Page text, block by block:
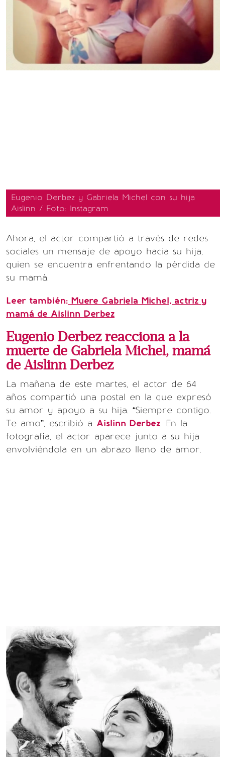
Eugenio Derbez y Gabriela Michel con su hija
Aislinn / Foto: Instagram
Ahora, el actor compartió a través de redes
sociales un mensaje de apoyo hacia su hija,
quien se encuentra enfrentando la pérdida de
su mamá.
Leer también: Muere Gabriela Michel, actriz y
mamá de Aislinn Derbez
Eugenio Derbez reacciona a la
muerte de Gabriela Michel, mamá
de Aislinn Derbez
La mañana de este martes, el actor de 64
años compartió una postal en la que expresó
su amor y apoyo a su hija. “Siempre contigo.
Te amo”, escribió a Aislinn Derbez. En la
fotografía, el actor aparece junto a su hija
envolviéndola en un abrazo lleno de amor.